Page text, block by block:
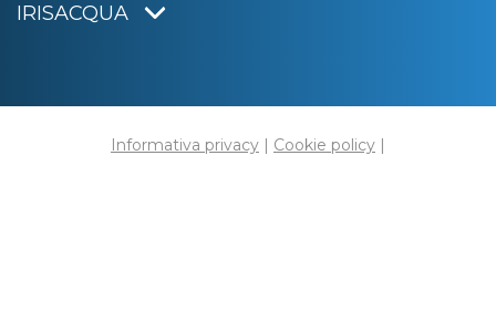
IRISACQUA
Informativa privacy | Cookie policy |